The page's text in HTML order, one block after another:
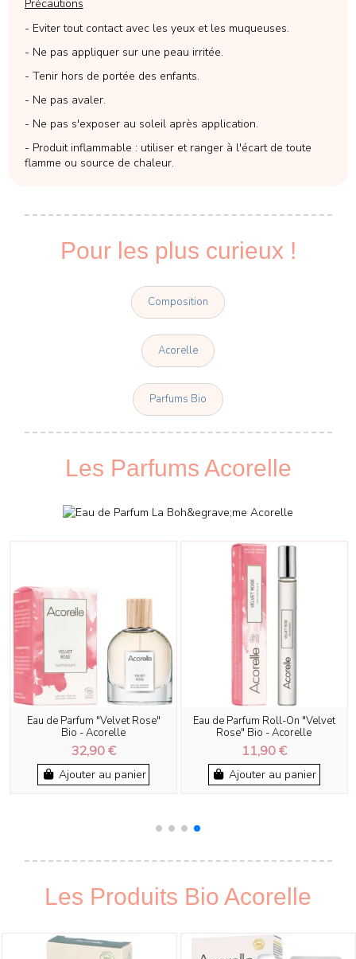
Précautions
- Eviter tout contact avec les yeux et les muqueuses.
- Ne pas appliquer sur une peau irritée.
- Tenir hors de portée des enfants.
- Ne pas avaler.
- Ne pas s'exposer au soleil après application.
- Produit inflammable : utiliser et ranger à l'écart de toute
flamme ou source de chaleur.
Pour les plus curieux !
Composition
Acorelle
Parfums Bio
Les Parfums Acorelle
Eau de Parfum "Velvet Rose"
Bio - Acorelle
32,90 €
Ajouter au panier
Eau de Parfum Roll-On "Velvet
Rose" Bio - Acorelle
11,90 €
Ajouter au panier
Les Produits Bio Acorelle